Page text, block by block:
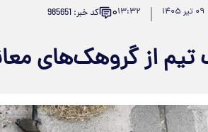
۰۹ تیر ۱۴۰۵ ۱۳:۳۲۰ کد خبر: 985651
تیم از گروهک‌های